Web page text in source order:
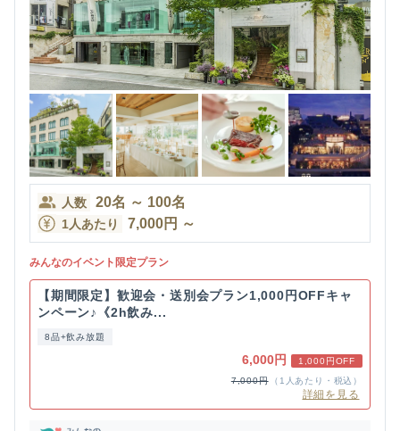
人数 20名 ～ 100名
1人あたり 7,000円 ～
みんなのイベント限定プラン
【期間限定】歓迎会・送別会プラン1,000円OFFキャ
ンペーン♪《2h飲み...
8品+飲み放題
6,000円
1,000円OFF
7,000円
（1人あたり・税込）
詳細を見る